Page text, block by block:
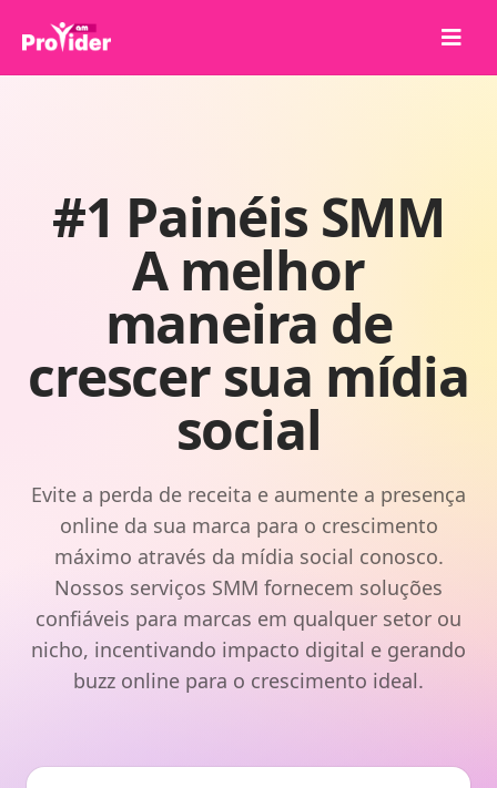
Cadastrar-se
Blog
#1 Painéis SMM
A melhor
maneira de
crescer sua mídia
social
Evite a perda de receita e aumente a presença
online da sua marca para o crescimento
máximo através da mídia social conosco.
Nossos serviços SMM fornecem soluções
confiáveis para marcas em qualquer setor ou
nicho, incentivando impacto digital e gerando
buzz online para o crescimento ideal.